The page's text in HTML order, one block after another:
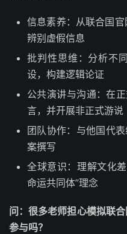
信息素养：从联合国官
辨别虚假信息
批判性思维：分析不
设，构建逻辑论证
公共演讲与沟通：在
言，并开展非正式游说
团队协作：与他国代
案撰写
全球意识：理解文化
命运共同体”理念
问：很多老师担心模拟联
参与吗？